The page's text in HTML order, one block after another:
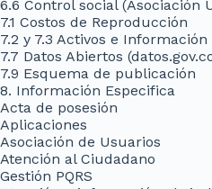
6.6 Control social (Asociación
7.1 Costos de Reproducción
7.2 y 7.3 Activos e Información
7.7 Datos Abiertos
7.9 Esquema de publicación
8. Información Especifica
Acta de posesión
Aplicaciones
Asociación de Usuarios
Atención al Ciudadano
Gestión PQRS